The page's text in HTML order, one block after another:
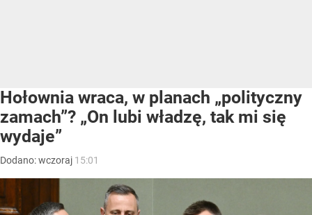
Hołownia wraca, w planach „polityczny
zamach”? „On lubi władzę, tak mi się
wydaje”
Dodano:wczoraj 15:01